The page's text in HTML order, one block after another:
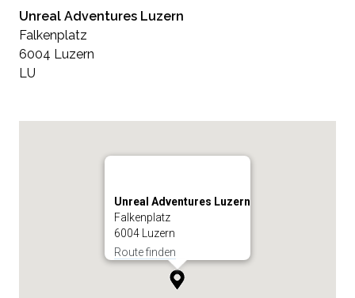
Unreal Adventures Luzern
Falkenplatz
6004 Luzern
LU
Unreal Adventures Luzern
Falkenplatz
6004 Luzern
Route finden